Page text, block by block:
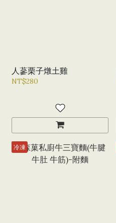
人蔘栗子燉土雞
NT$280
冷凍